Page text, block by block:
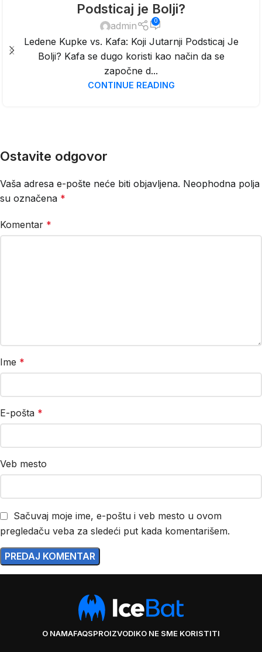
Podsticaj je Bolji?
admin 0
Ledene Kupke vs. Kafa: Koji Jutarnji Podsticaj Je
Bolji? Kafa se dugo koristi kao način da se
započne d...
CONTINUE READING
Ostavite odgovor
Vaša adresa e-pošte neće biti objavljena. Neophodna polja
su označena *
Komentar *
Ime *
E-pošta *
Veb mesto
Sačuvaj moje ime, e-poštu i veb mesto u ovom
pregledaču veba za sledeći put kada komentarišem.
O NAMAFAQSPROIZVODIKO NE SME KORISTITI